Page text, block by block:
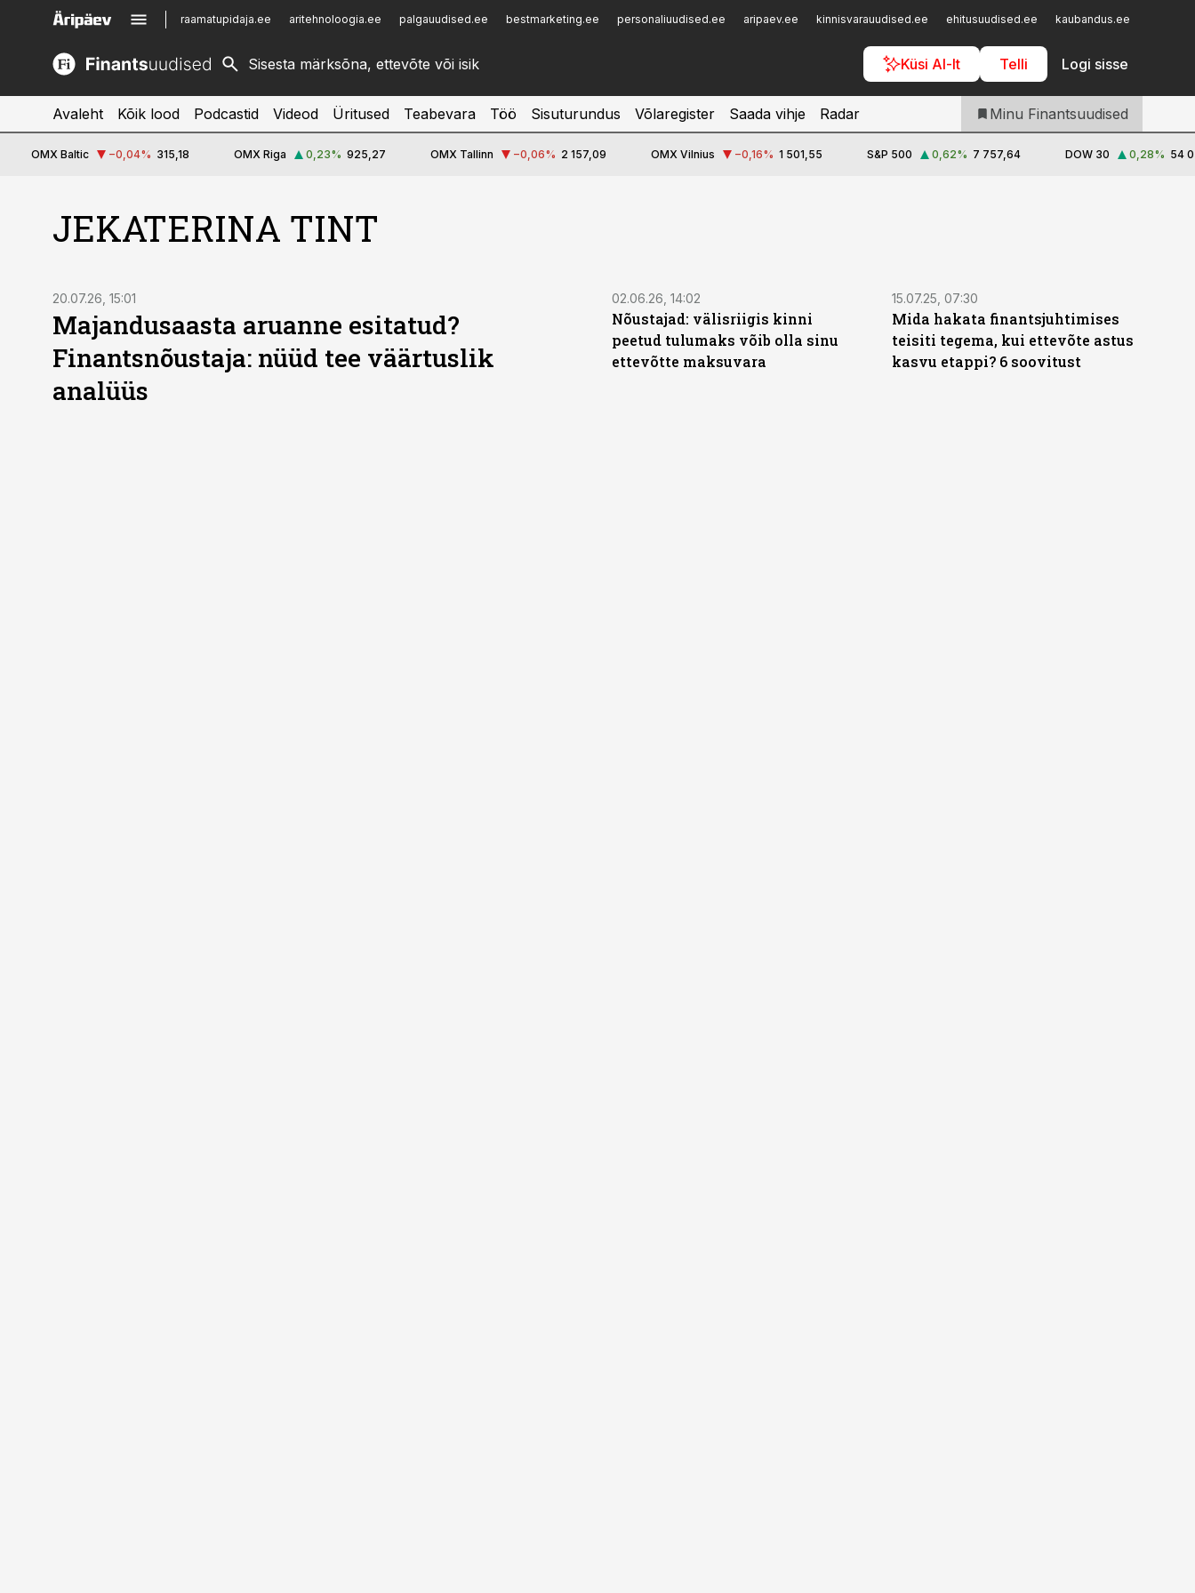
raamatupidaja.ee aritehnoloogia.ee palgauudised.ee bestmarketing.ee personaliuudised.ee aripaev.ee kinnisvarauudised.ee ehitusuudised.ee kaubandus.ee
Küsi AI-lt Telli Logi sisse
kinnisvarauudised.ee
logistikauudised.ee
imelineajalugu.ee
Infopank
Iseteenindus
Telli Finantsuudised
Avaleht Kõik lood Podcastid Videod Üritused Teabevara Töö Sisuturundus Võlaregister Saada vihje Radar Minu Finantsuudised
OMX Baltic −0,04% 315,18 OMX Riga 0,23% 925,27 OMX Tallinn −0,06% 2 157,09 OMX Vilnius −0,16% 1 501,55 S&P 500 0,62% 7 757,64 DOW 30 0,28% 54
JEKATERINA TINT
20.07.26, 15:01
Majandusaasta aruanne esitatud?
Finantsnõustaja: nüüd tee väärtuslik
analüüs
02.06.26, 14:02
Nõustajad: välisriigis kinni
peetud tulumaks võib olla sinu
ettevõtte maksuvara
15.07.25, 07:30
Mida hakata finantsjuhtimises
teisiti tegema, kui ettevõte astus
kasvu etappi? 6 soovitust